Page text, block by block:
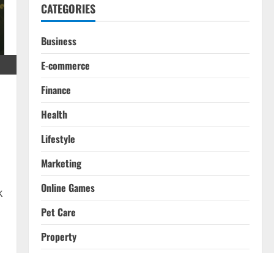
CATEGORIES
Business
E-commerce
Finance
Health
Lifestyle
Marketing
Online Games
Pet Care
Property